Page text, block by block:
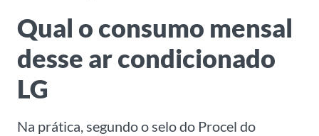
Qual o consumo mensal
desse ar condicionado
LG
Na prática, segundo o selo do Procel do